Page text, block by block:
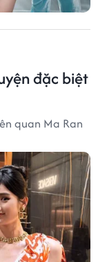
đặc biệt
quan Ma Ran